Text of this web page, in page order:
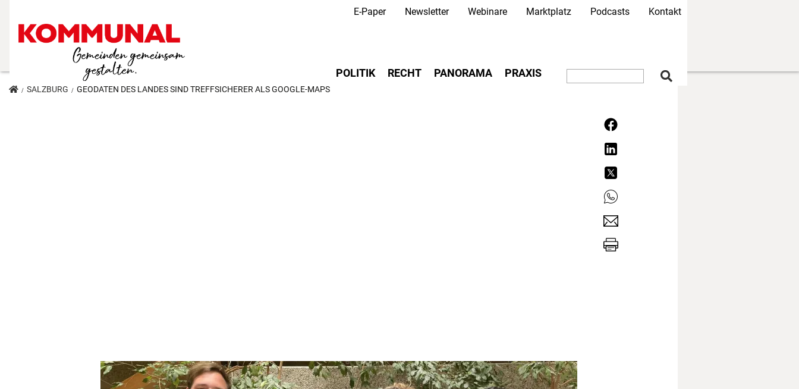
Direkt
Secondary Navigation
E-Paper Newsletter Webinare Marktplatz Podcasts Kontakt
Main navigation
POLITIK RECHT PANORAMA PRAXIS
SALZBURG GEODATEN DES LANDES SIND TREFFSICHERER ALS GOOGLE-MAPS